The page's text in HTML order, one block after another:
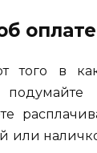
того в
или